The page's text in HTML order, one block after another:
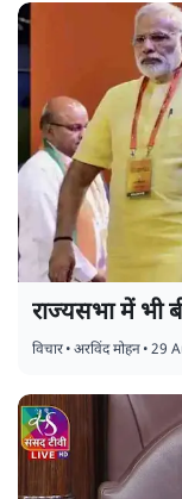
राज्यसभा में भी
विचार•अरविंद मोहन•29